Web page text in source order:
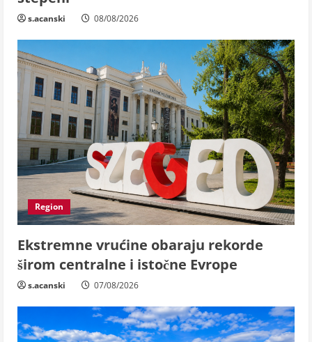
s.acanski 08/08/2026
Region
Ekstremne vrućine obaraju rekorde
širom centralne i istočne Evrope
s.acanski 07/08/2026